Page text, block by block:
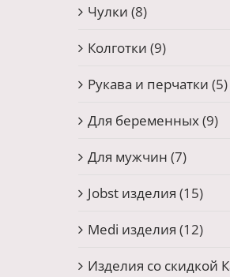
Чулки (8)
Колготки (9)
Рукава и перчатки (5)
Для беременных(9)
Для мужчин (7)
Jobst изделия (15)
Medi изделия (12)
Изделия со скидкой